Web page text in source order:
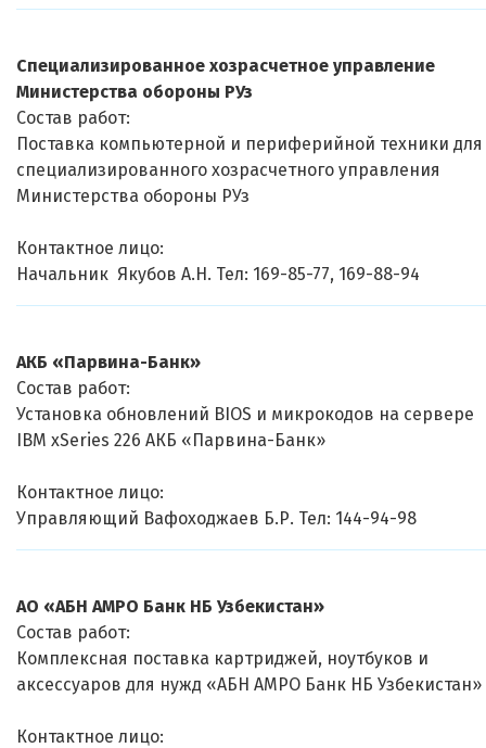
Специализированное хозрасчетное управление
Министерства обороны РУз
Состав работ:
Поставка компьютерной и периферийной техники для
специализированного хозрасчетного управления
Министерства обороны РУз
Контактное лицо:
Начальник Якубов А.Н. Тел: 169-85-77, 169-88-94
АКБ «Парвина-Банк»
Состав работ:
Установка обновлений BIOS и микрокодов на сервере
IBM xSeries 226 АКБ «Парвина-Банк»
Контактное лицо:
Управляющий Вафоходжаев Б.Р. Тел: 144-94-98
АО «АБН АМРО Банк НБ Узбекистан»
Состав работ:
Комплексная поставка картриджей, ноутбуков и
аксессуаров для нужд «АБН АМРО Банк НБ Узбекистан»
Контактное лицо: